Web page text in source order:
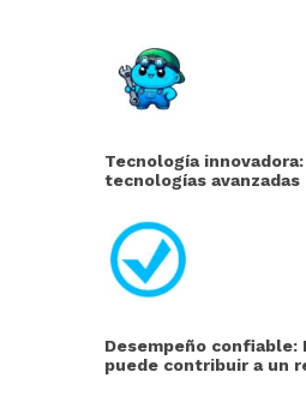
Tecnología
tecnologías
Desempeño confiable:
puede contribuir a un